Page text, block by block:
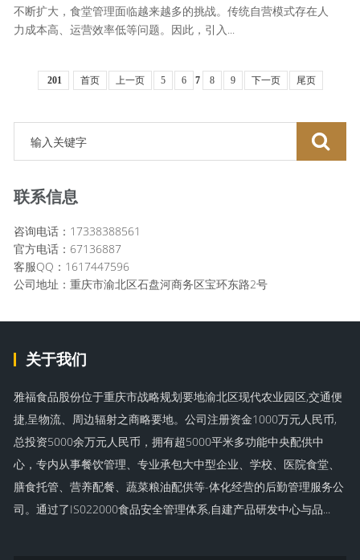
不断扩大，食堂管理面临越来越多的挑战。传统自营模式存在人
力成本高、运营效率低等问题。因此，引入...
201 首页 上一页 5 6 7 8 9 下一页 尾页
联系信息
咨询电话：17338388561
官方电话：67136887
客服QQ：1617447596
公司地址：重庆市渝北区石盘河商务区宝环东路2号
关于我们
雅福食品股份位于重庆市战略规划要地渝北区现代农业园区,交通便
捷,呈物流、周边辐射之商略要地。公司注册资金1000万元人民币,
总投资5000余万元人民币，拥有超5000平米多功能中央配供中
心，专内从事餐饮管理、专业承包大中型企业、学校、医院食堂、
膳食托管、营养配餐、蔬菜粮油配供等-体化经营的后勤管理服务公
司。通过了IS022000食品安全管理体系,自建产品研发中心与品...